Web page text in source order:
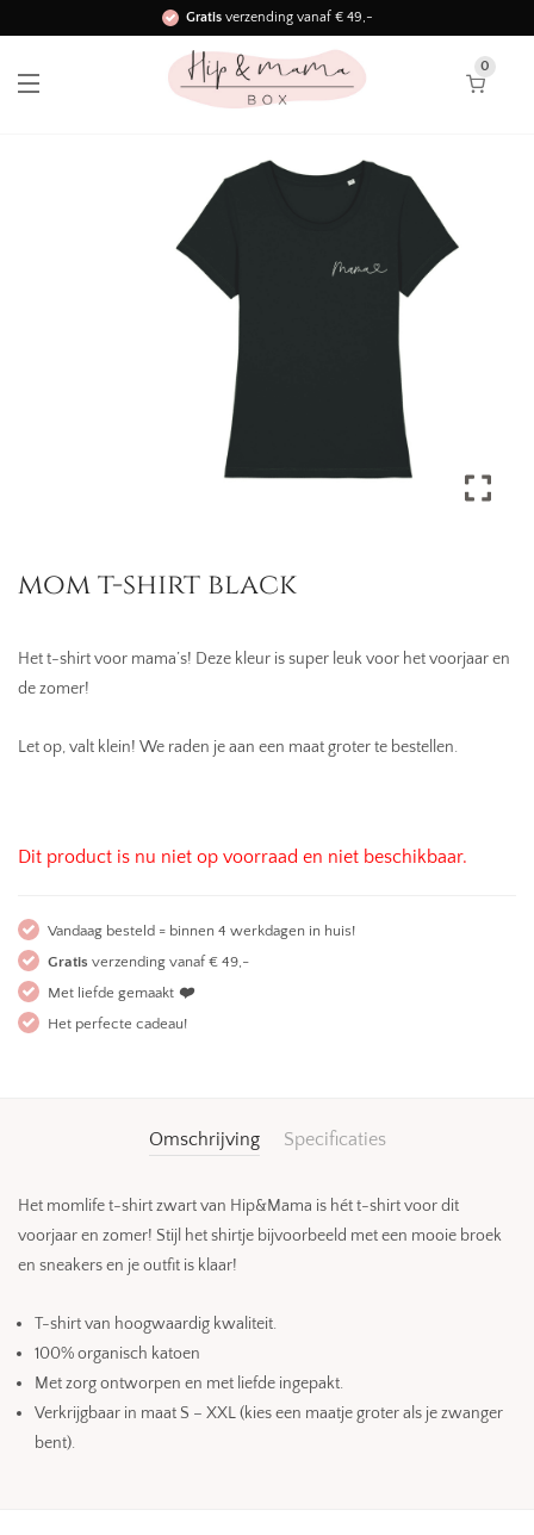
Gratisverzending vanaf € 49,-
Binnen 3 werkdagen in huis!
0
mom t-shirt black
Het t-shirt voor mama’s! Deze kleur is super leuk voor het voorjaar en
de zomer!
Let op, valt klein! We raden je aan een maat groter te bestellen.
Dit product is nu niet op voorraad en niet beschikbaar.
Vandaag besteld = binnen 4 werkdagen in huis!
Gratis verzending vanaf € 49,-
Met liefde gemaakt ❤️
Het perfecte cadeau!
Omschrijving Specificaties
Het momlife t-shirt zwart van Hip&Mama is hét t-shirt voor dit
voorjaar en zomer! Stijl het shirtje bijvoorbeeld met een mooie broek
en sneakers en je outfit is klaar!
T-shirt van hoogwaardig kwaliteit.
100% organisch katoen
Met zorg ontworpen en met liefde ingepakt.
Verkrijgbaar in maat S – XXL (kies een maatje groter als je zwanger
bent).